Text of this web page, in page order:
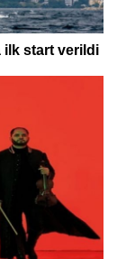
ilk start verildi